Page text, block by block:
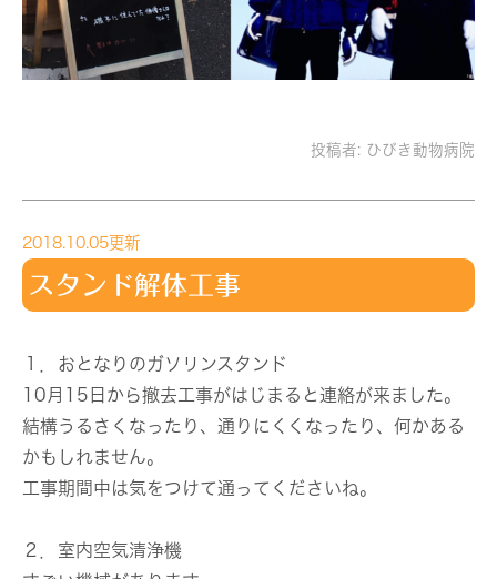
投稿者: ひびき動物病院
2018.10.05更新
スタンド解体工事
１．おとなりのガソリンスタンド
10月15日から撤去工事がはじまると連絡が来ました。
結構うるさくなったり、通りにくくなったり、何かある
かもしれません。
工事期間中は気をつけて通ってくださいね。
２．室内空気清浄機